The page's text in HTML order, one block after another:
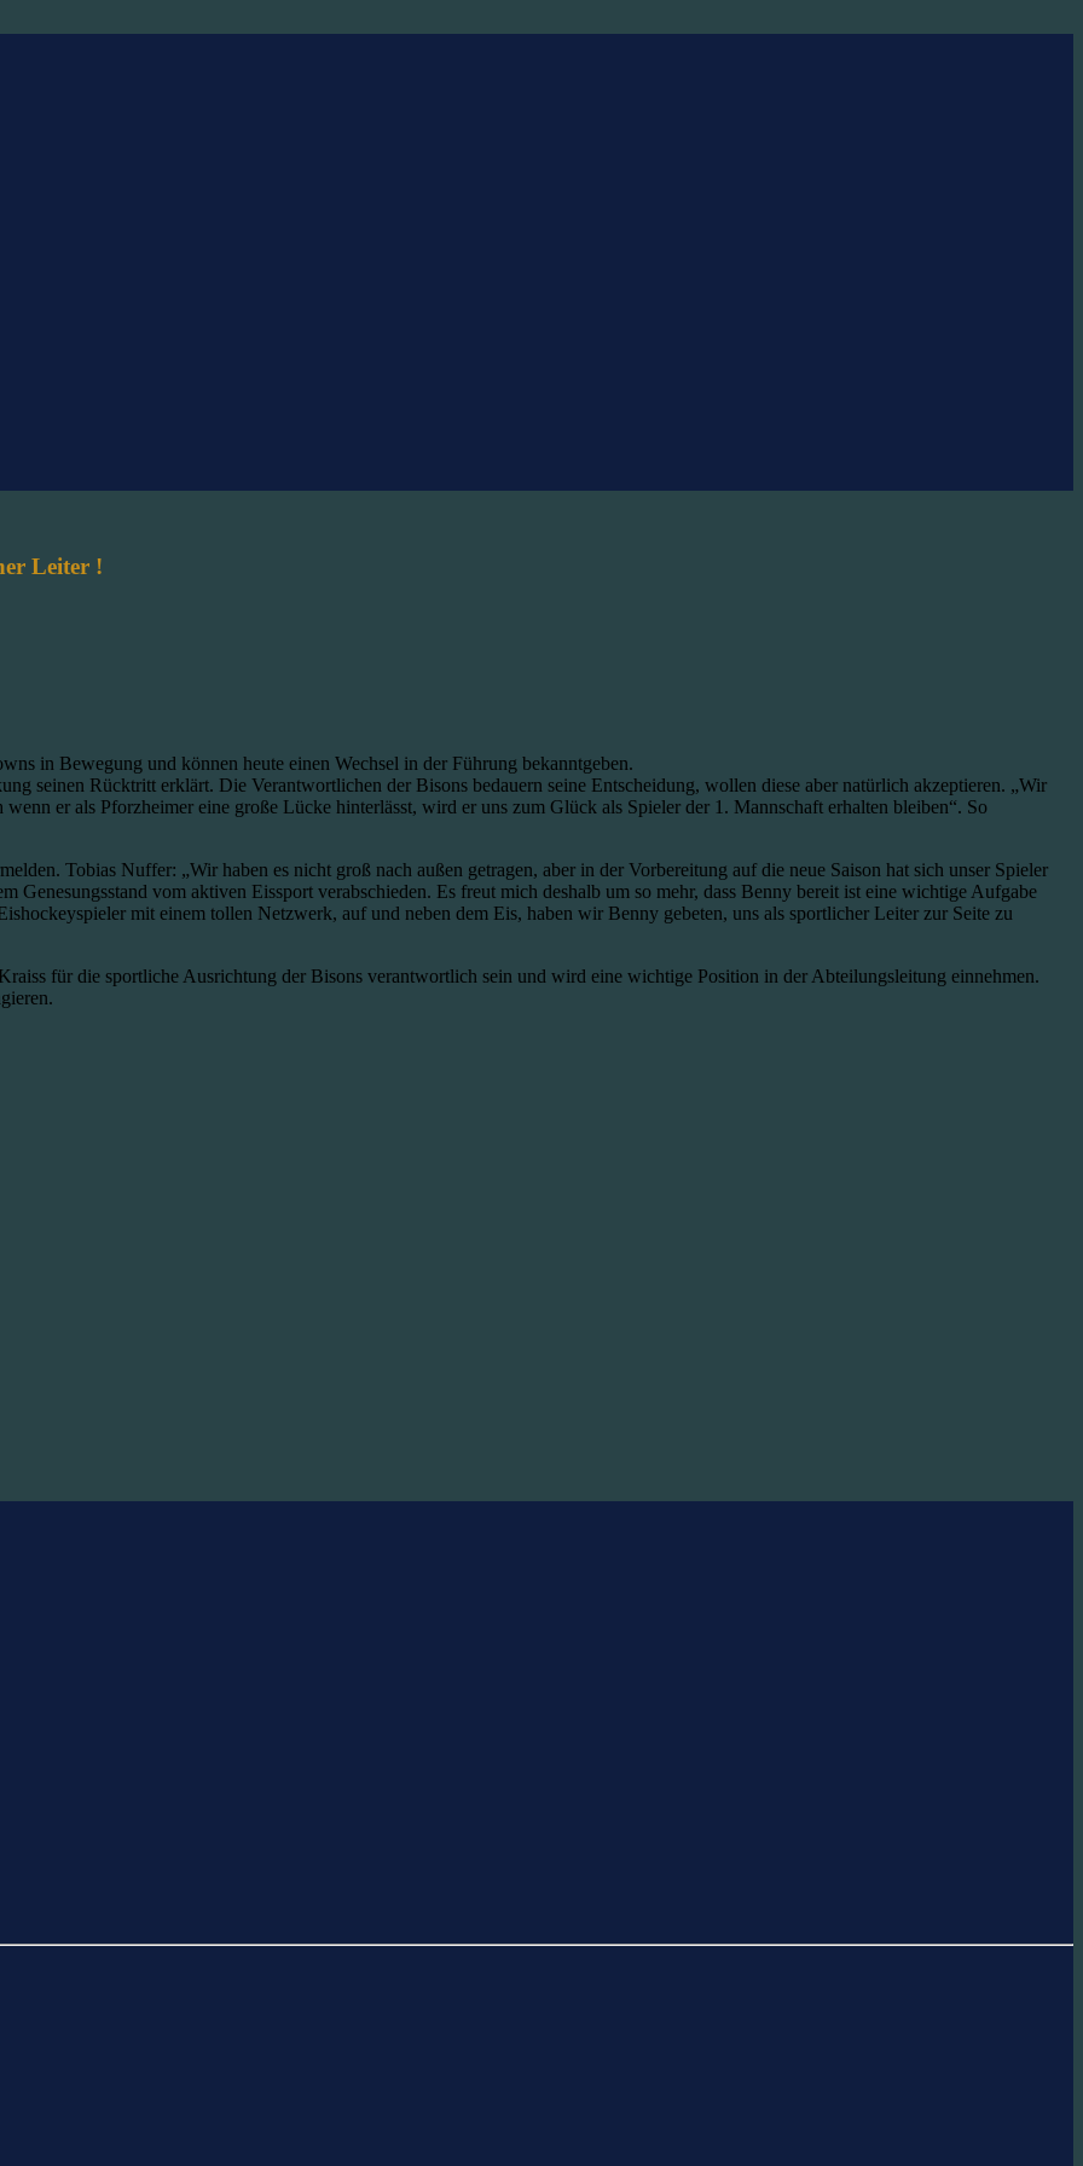
Leiter !
in Bewegung und können heute einen Wechsel in der Führung bekanntgeben.
seinen Rücktritt erklärt. Die Verantwortlichen der Bisons bedauern seine Entscheidung, wollen diese aber natürlich akzeptieren. „Wir
er als Pforzheimer eine große Lücke hinterlässt, wird er uns zum Glück als Spieler der 1. Mannschaft erhalten bleiben“. So
Tobias Nuffer: „Wir haben es nicht groß nach außen getragen, aber in der Vorbereitung auf die neue Saison hat sich unser Spieler
Genesungsstand vom aktiven Eissport verabschieden. Es freut mich deshalb um so mehr, dass Benny bereit ist eine wichtige Aufgabe
mit einem tollen Netzwerk, auf und neben dem Eis, haben wir Benny gebeten, uns als sportlicher Leiter zur Seite zu
für die sportliche Ausrichtung der Bisons verantwortlich sein und wird eine wichtige Position in der Abteilungsleitung einnehmen.